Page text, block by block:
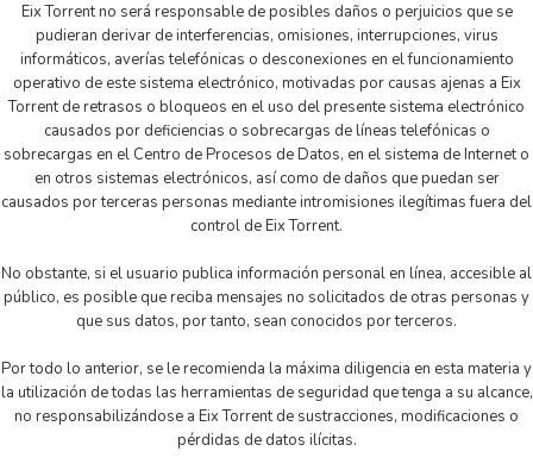
Eix Torrent no será responsable de posibles daños o perjuicios que se
pudieran derivar de interferencias, omisiones, interrupciones, virus
informáticos, averías telefónicas o desconexiones en el funcionamiento
operativo de este sistema electrónico, motivadas por causas ajenas a Eix
Torrent de retrasos o bloqueos en el uso del presente sistema electrónico
causados por deficiencias o sobrecargas de líneas telefónicas o
sobrecargas en el Centro de Procesos de Datos, en el sistema de Internet o
en otros sistemas electrónicos, así como de daños que puedan ser
causados por terceras personas mediante intromisiones ilegítimas fuera del
control de Eix Torrent.
No obstante, si el usuario publica información personal en línea, accesible al
público, es posible que reciba mensajes no solicitados de otras personas y
que sus datos, por tanto, sean conocidos por terceros.
Por todo lo anterior, se le recomienda la máxima diligencia en esta materia y
la utilización de todas las herramientas de seguridad que tenga a su alcance,
no responsabilizándose a Eix Torrent de sustracciones, modificaciones o
pérdidas de datos ilícitas.